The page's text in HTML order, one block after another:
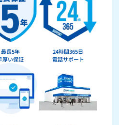
最長5年
厚い保証
24時間365日
電話サポート